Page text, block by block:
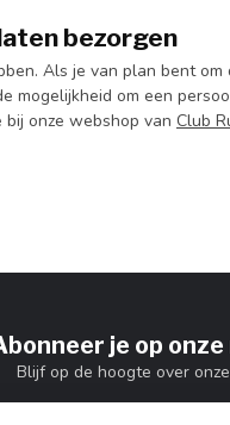
bezorgen
Als je van plan bent
mogelijkheid om een
onze webshop van Club
je op
Blijf op de hoogte over